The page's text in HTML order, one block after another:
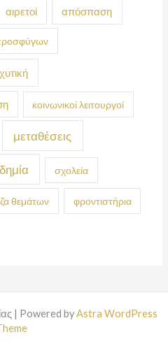
αιρετοί απόσπαση
κοινωνικοί λειτουργοί
μεταθέσεις
σχολεία
θεμάτων φροντιστήρια
| Powered byAstra WordPress